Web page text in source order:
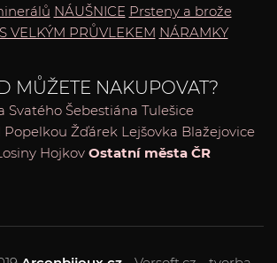
NÁUŠNICE Prsteny a brože
VELKÝM PRŮVLEKEM NÁRAMKY
MŮŽETE NAKUPOVAT?
Svatého Šebestiána Tulešice
Popelkou Žďárek Lejšovka Blažejovice
Hojkov Ostatní města ČR